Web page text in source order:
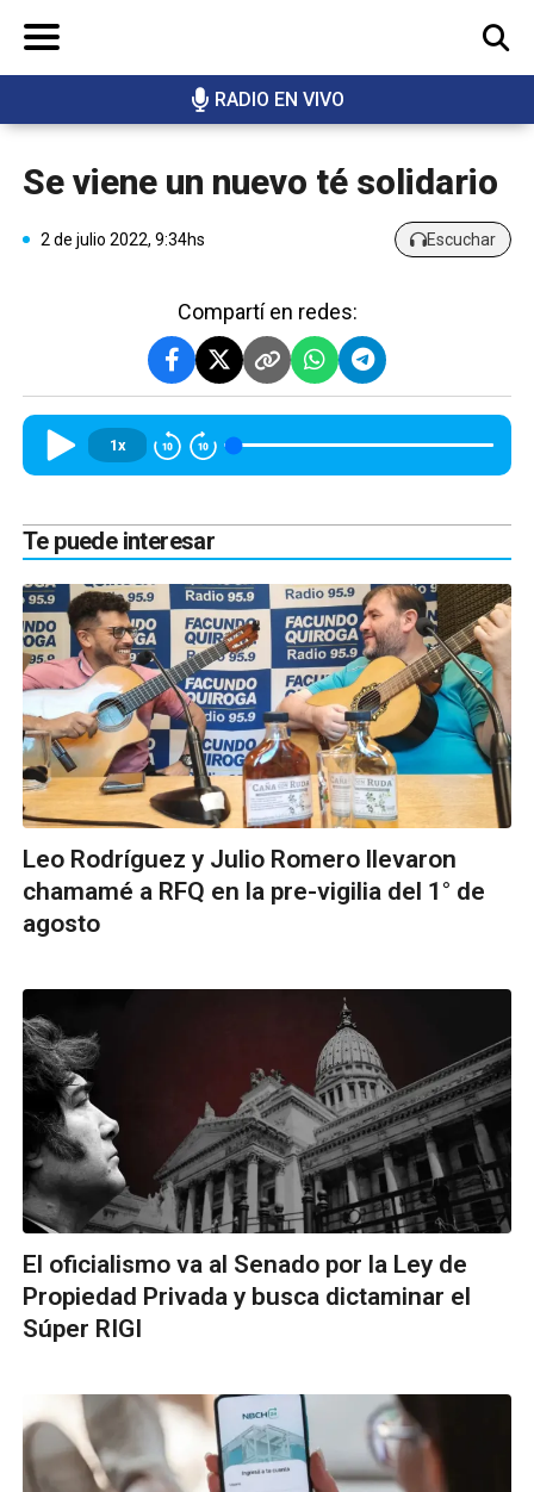
RADIO EN VIVO
BUSCAR
Se viene un nuevo té solidario
2 de julio 2022, 9:34hs Escuchar
Compartí en redes:
1x
Te puede interesar
Leo Rodríguez y Julio Romero llevaron
chamamé a RFQ en la pre-vigilia del 1° de
agosto
El oficialismo va al Senado por la Ley de
Propiedad Privada y busca dictaminar el
Súper RIGI